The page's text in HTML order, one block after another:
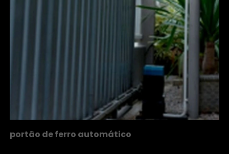
portão de ferro automático